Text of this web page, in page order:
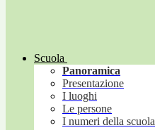
Scuola
Panoramica
Presentazione
I luoghi
Le persone
I numeri della scuola